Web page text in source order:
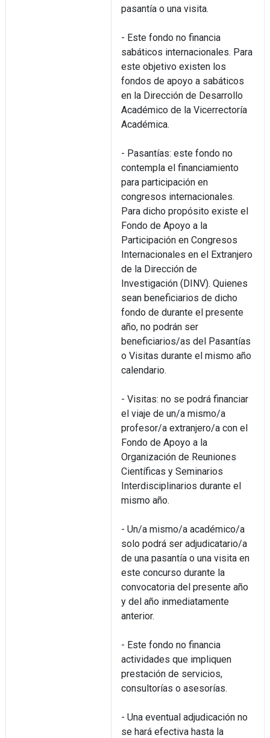
pasantía o una visita.
- Este fondo no financia
sabáticos internacionales. Para
este objetivo existen los
fondos de apoyo a sabáticos
en la Dirección de Desarrollo
Académico de la Vicerrectoría
Académica.
- Pasantías: este fondo no
contempla el financiamiento
para participación en
congresos internacionales.
Para dicho propósito existe el
Fondo de Apoyo a la
Participación en Congresos
Internacionales en el Extranjero
de la Dirección de
Investigación (DINV). Quienes
sean beneficiarios de dicho
fondo de durante el presente
año, no podrán ser
beneficiarios/as del Pasantías
o Visitas durante el mismo año
calendario.
- Visitas: no se podrá financiar
el viaje de un/a mismo/a
profesor/a extranjero/a con el
Fondo de Apoyo a la
Organización de Reuniones
Científicas y Seminarios
Interdisciplinarios durante el
mismo año.
- Un/a mismo/a académico/a
solo podrá ser adjudicatario/a
de una pasantía o una visita en
este concurso durante la
convocatoria del presente año
y del año inmediatamente
anterior.
- Este fondo no financia
actividades que impliquen
prestación de servicios,
consultorías o asesorías.
- Una eventual adjudicación no
se hará efectiva hasta la